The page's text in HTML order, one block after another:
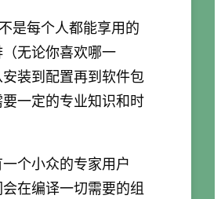
不是每个人都能享用的
无论你喜欢哪一
装到配置再到软件包
一定的专业知识和时
个小众的专家用户
在编译一切需要的组